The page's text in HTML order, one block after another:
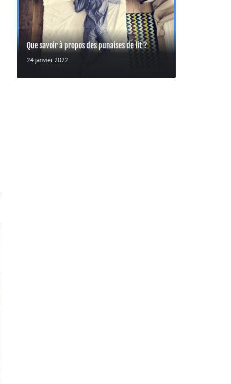
Que savoir à propos des punaises de lit ?
24 janvier 2022